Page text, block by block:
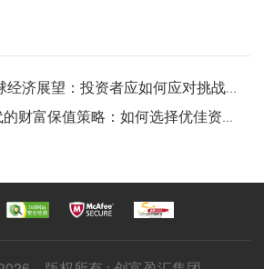
经济展望：投资者应如何应对挑战
财富保值策略：如何选择优佳资